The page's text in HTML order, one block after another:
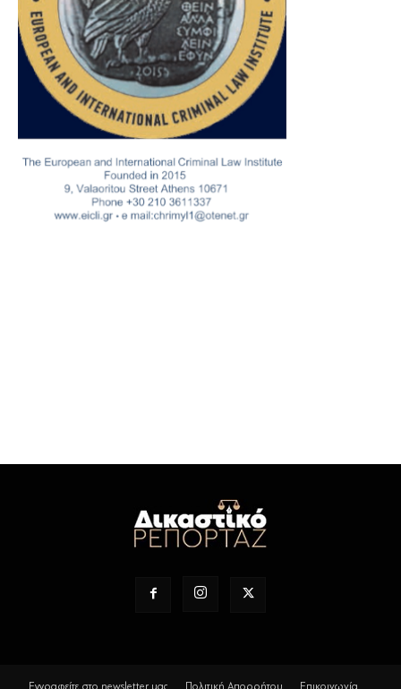
Εγγραφείτε στο newsletter μας Πολιτική Απορρήτου Επικοινωνία